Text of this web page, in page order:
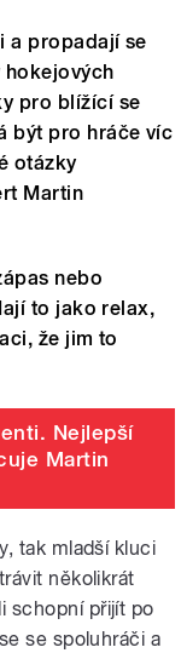
a propadají se
pro blížící se
být pro hráče víc
otázky
Martin
nebo
to jako relax,
že jim to
Nejlepší
Martin
tak mladší kluci
několikrát
schopní přijít po
se spoluhráči a